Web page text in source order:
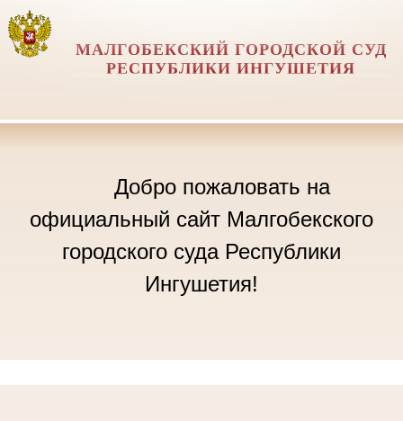
МАЛГОБЕКСКИЙ ГОРОДСКОЙ СУД
РЕСПУБЛИКИ ИНГУШЕТИЯ
Добро пожаловать на
официальный сайт Малгобекского
городского суда Республики
Ингушетия!